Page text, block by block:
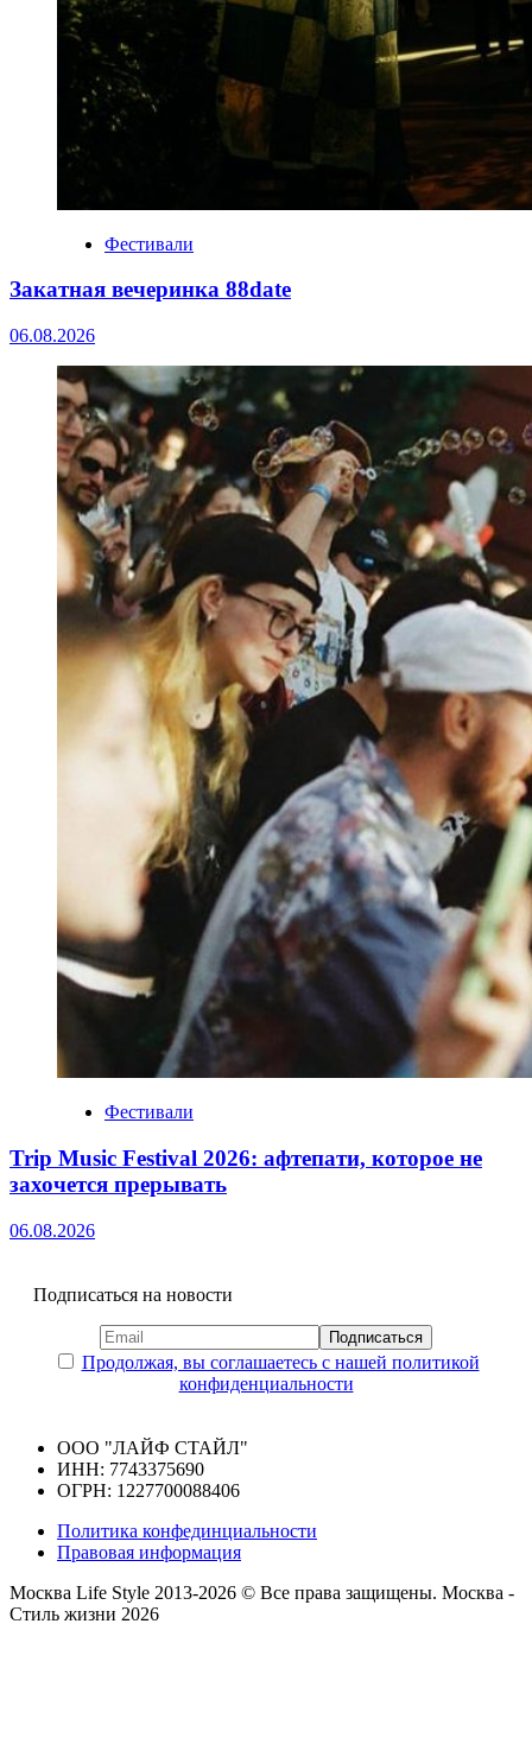
Фестивали
Закатная вечеринка 88date
06.08.2026
Фестивали
Trip Music Festival 2026: афтепати, которое не
захочется прерывать
06.08.2026
Подписаться на новости
Продолжая, вы соглашаетесь с нашей политикой
конфиденциальности
ООО "ЛАЙФ СТАЙЛ"
ИНН: 7743375690
ОГРН: 1227700088406
Политика конфединциальности
Правовая информация
Москва Life Style 2013-2026 © Все права защищены. Москва -
Стиль жизни 2026